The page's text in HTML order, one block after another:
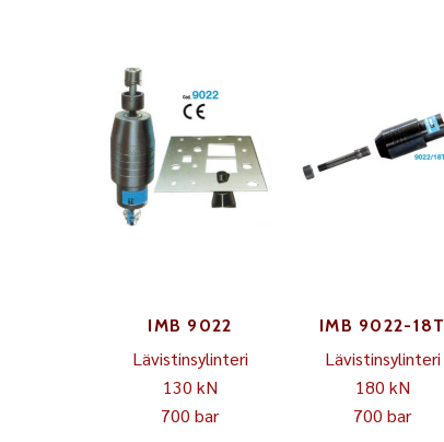
IMB 9022
Lävistinsylinteri
130 kN
700 bar
IMB 9022-18T
Lävistinsylinteri
180 kN
700 bar